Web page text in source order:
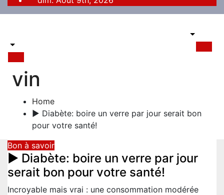
vin
Home
► Diabète: boire un verre par jour serait bon
pour votre santé!
Bon à savoir
► Diabète: boire un verre par jour
serait bon pour votre santé!
Incroyable mais vrai : une consommation modérée